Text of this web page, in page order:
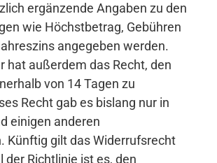
ergänzende Angaben zu den
wie Höchstbetrag, Gebühren
angegeben werden.
hat außerdem das Recht, den
von 14 Tagen zu
Recht gab es bislang nur in
einigen anderen
Künftig gilt das Widerrufsrecht
der Richtlinie ist es, den